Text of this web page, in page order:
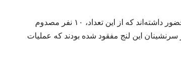
فرماندار میناب افزود: بر اساس اطلاعات اولیه، ۱۵ ملوان در این شناور حضور داشته‌اند که از این تعداد، ۱۰ نفر مصدوم
درمان به مراکز درمانی منتقل شده‌اند. همچنین ۵ نفر از سرنشینان این لنج مفقود شده بودند که عملیات